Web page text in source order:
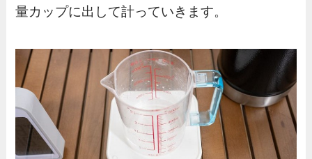
量カップに出して計っていきます。